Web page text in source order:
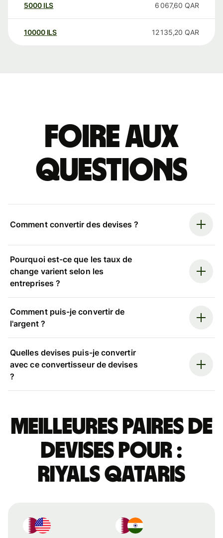
5000 ILS 6 067,60 QAR
10000 ILS 12 135,20 QAR
Foire aux
questions
Comment convertir des devises ?
Pourquoi est-ce que les taux de
change varient selon les
entreprises ?
Comment puis-je convertir de
l'argent ?
Quelles devises puis-je convertir
avec ce convertisseur de devises
?
Meilleures paires de
devises pour :
riyals qataris